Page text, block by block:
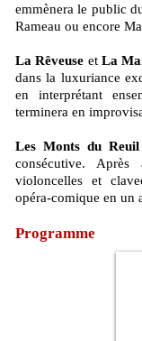
emmènera le public
Rameau ou encore
La Rêveuse et La
dans la luxuriance
en interprétant
terminera en
Les Monts du Reuil
consécutive.
violoncelles et
opéra-comique en un
Programme